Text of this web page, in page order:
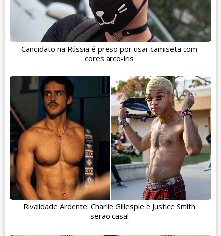
Candidato na Rússia é preso por usar camiseta com
cores arco-íris
Rivalidade Ardente: Charlie Gillespie e Justice Smith
serão casal